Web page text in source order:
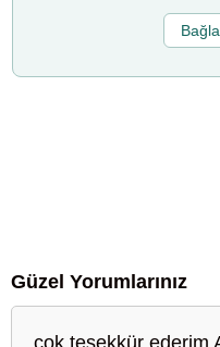
Güzel Yorumlarınız
çok teşekkür ederim